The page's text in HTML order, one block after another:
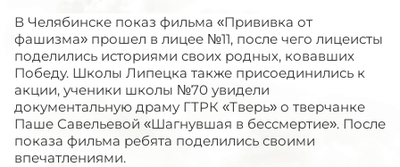
В Челябинске показ фильма «Прививка от
фашизма» прошел в лицее №11, после чего лицеисты
поделились историями своих родных, ковавших
Победу. Школы Липецка также присоединились к
акции, ученики школы №70 увидели
документальную драму ГТРК «Тверь» о тверчанке
Паше Савельевой «Шагнувшая в бессмертие». После
показа фильма ребята поделились своими
впечатлениями.